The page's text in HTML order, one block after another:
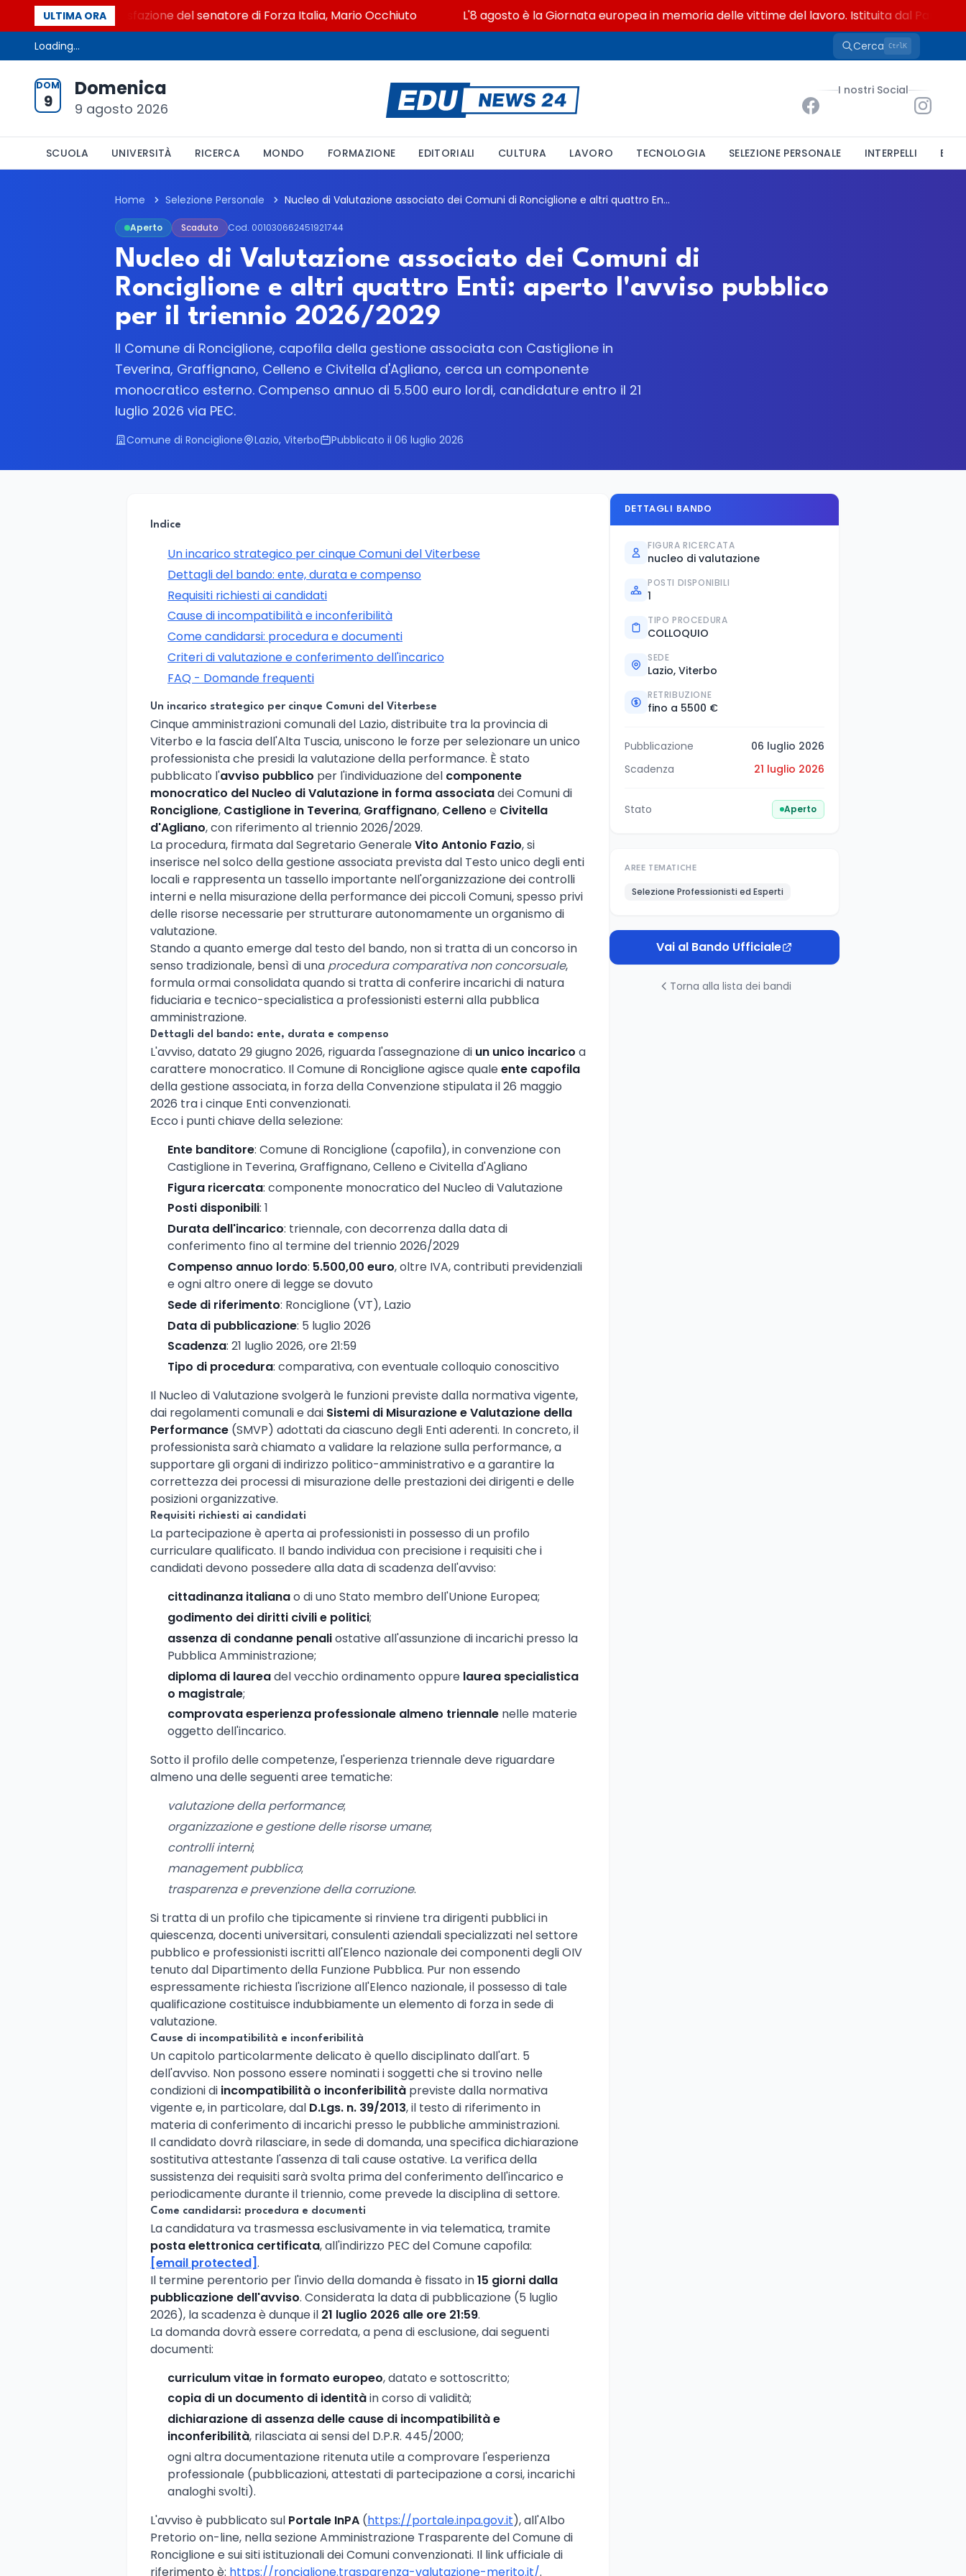
ULTIMA ORA
La soddisfazione del senatore di Forza Italia, Mario Occhiuto L'8 agosto è la Giornata europea in memoria delle vittime del lavoro. Istituita dal Parlamento
Loading... Cerca CtrlK
DOM
9
Domenica
9 agosto 2026
I nostri Social
SCUOLA UNIVERSITÀ RICERCA MONDO FORMAZIONE EDITORIALI CULTURA LAVORO TECNOLOGIA SELEZIONE PERSONALE INTERPELLI
Home Selezione Personale Nucleo di Valutazione associato dei Comuni di Ronciglione e altri quattro Enti: aperto l'avviso pubblico per il triennio 2026/2029
Aperto Scaduto Cod. 001030662451921744
Nucleo di Valutazione associato dei Comuni di
Ronciglione e altri quattro Enti: aperto l'avviso pubblico
per il triennio 2026/2029
Il Comune di Ronciglione, capofila della gestione associata con Castiglione in
Teverina, Graffignano, Celleno e Civitella d'Agliano, cerca un componente
monocratico esterno. Compenso annuo di 5.500 euro lordi, candidature entro il 21
luglio 2026 via PEC.
Comune di Ronciglione Lazio, Viterbo Pubblicato il 06 luglio 2026
Indice
Un incarico strategico per cinque Comuni del Viterbese
Dettagli del bando: ente, durata e compenso
Requisiti richiesti ai candidati
Cause di incompatibilità e inconferibilità
Come candidarsi: procedura e documenti
Criteri di valutazione e conferimento dell'incarico
FAQ - Domande frequenti
Un incarico strategico per cinque Comuni del Viterbese
Cinque amministrazioni comunali del Lazio, distribuite tra la provincia di
Viterbo e la fascia dell'Alta Tuscia, uniscono le forze per selezionare un unico
professionista che presidi la valutazione della performance. È stato
pubblicato l'avviso pubblico per l'individuazione del componente
monocratico del Nucleo di Valutazione in forma associatadei Comuni di
Ronciglione, Castiglione in Teverina, Graffignano, Celleno e Civitella
d'Agliano, con riferimento al triennio 2026/2029.
La procedura, firmata dal Segretario GeneraleVito Antonio Fazio, si
inserisce nel solco della gestione associata prevista dal Testo unico degli enti
locali e rappresenta un tassello importante nell'organizzazione dei controlli
interni e nella misurazione della performance dei piccoli Comuni, spesso privi
delle risorse necessarie per strutturare autonomamente un organismo di
valutazione.
Stando a quanto emerge dal testo del bando, non si tratta di un concorso in
senso tradizionale, bensì di una procedura comparativa non concorsuale,
formula ormai consolidata quando si tratta di conferire incarichi di natura
fiduciaria e tecnico-specialistica a professionisti esterni alla pubblica
amministrazione.
Dettagli del bando: ente, durata e compenso
L'avviso, datato 29 giugno 2026, riguarda l'assegnazione di un unico incarico a
carattere monocratico. Il Comune di Ronciglione agisce qualeente capofila
della gestione associata, in forza della Convenzione stipulata il 26 maggio
2026 tra i cinque Enti convenzionati.
Ecco i punti chiave della selezione:
Ente banditore: Comune di Ronciglione (capofila), in convenzione con
Castiglione in Teverina, Graffignano, Celleno e Civitella d'Agliano
Figura ricercata: componente monocratico del Nucleo di Valutazione
Posti disponibili: 1
Durata dell'incarico: triennale, con decorrenza dalla data di
conferimento fino al termine del triennio 2026/2029
Compenso annuo lordo: 5.500,00 euro, oltre IVA, contributi previdenziali
e ogni altro onere di legge se dovuto
Sede di riferimento: Ronciglione (VT), Lazio
Data di pubblicazione: 5 luglio 2026
Scadenza: 21 luglio 2026, ore 21:59
Tipo di procedura: comparativa, con eventuale colloquio conoscitivo
Il Nucleo di Valutazione svolgerà le funzioni previste dalla normativa vigente,
dai regolamenti comunali e dai Sistemi di Misurazione e Valutazione della
Performance (SMVP) adottati da ciascuno degli Enti aderenti. In concreto, il
professionista sarà chiamato a validare la relazione sulla performance, a
supportare gli organi di indirizzo politico-amministrativo e a garantire la
correttezza dei processi di misurazione delle prestazioni dei dirigenti e delle
posizioni organizzative.
Requisiti richiesti ai candidati
La partecipazione è aperta ai professionisti in possesso di un profilo
curriculare qualificato. Il bando individua con precisione i requisiti che i
candidati devono possedere alla data di scadenza dell'avviso:
cittadinanza italianao di uno Stato membro dell'Unione Europea;
godimento dei diritti civili e politici;
assenza di condanne penaliostative all'assunzione di incarichi presso la
Pubblica Amministrazione;
diploma di laureadel vecchio ordinamento oppure laurea specialistica
o magistrale;
comprovata esperienza professionale almeno triennale nelle materie
oggetto dell'incarico.
Sotto il profilo delle competenze, l'esperienza triennale deve riguardare
almeno una delle seguenti aree tematiche:
valutazione della performance;
organizzazione e gestione delle risorse umane;
controlli interni;
management pubblico;
trasparenza e prevenzione della corruzione.
Si tratta di un profilo che tipicamente si rinviene tra dirigenti pubblici in
quiescenza, docenti universitari, consulenti aziendali specializzati nel settore
pubblico e professionisti iscritti all'Elenco nazionale dei componenti degli OIV
tenuto dal Dipartimento della Funzione Pubblica. Pur non essendo
espressamente richiesta l'iscrizione all'Elenco nazionale, il possesso di tale
qualificazione costituisce indubbiamente un elemento di forza in sede di
valutazione.
Cause di incompatibilità e inconferibilità
Un capitolo particolarmente delicato è quello disciplinato dall'art. 5
dell'avviso. Non possono essere nominati i soggetti che si trovino nelle
condizioni di incompatibilità o inconferibilità previste dalla normativa
vigente e, in particolare, dal D.Lgs. n. 39/2013, il testo di riferimento in
materia di conferimento di incarichi presso le pubbliche amministrazioni.
Il candidato dovrà rilasciare, in sede di domanda, una specifica dichiarazione
sostitutiva attestante l'assenza di tali cause ostative. La verifica della
sussistenza dei requisiti sarà svolta prima del conferimento dell'incarico e
periodicamente durante il triennio, come prevede la disciplina di settore.
Come candidarsi: procedura e documenti
La candidatura va trasmessa esclusivamente in via telematica, tramite
posta elettronica certificata, all'indirizzo PEC del Comune capofila:
[email protected].
Il termine perentorio per l'invio della domanda è fissato in15 giorni dalla
pubblicazione dell'avviso. Considerata la data di pubblicazione (5 luglio
2026), la scadenza è dunque il 21 luglio 2026 alle ore 21:59.
La domanda dovrà essere corredata, a pena di esclusione, dai seguenti
documenti:
curriculum vitae in formato europeo, datato e sottoscritto;
copia di un documento di identitàin corso di validità;
dichiarazione di assenza delle cause di incompatibilità e
inconferibilità, rilasciata ai sensi del D.P.R. 445/2000;
ogni altra documentazione ritenuta utile a comprovare l'esperienza
professionale (pubblicazioni, attestati di partecipazione a corsi, incarichi
analoghi svolti).
L'avviso è pubblicato sul Portale InPA (https://portale.inpa.gov.it), all'Albo
Pretorio on-line, nella sezione Amministrazione Trasparente del Comune di
Ronciglione e sui siti istituzionali dei Comuni convenzionati. Il link ufficiale di
riferimento è: https://ronciglione.trasparenza-valutazione-merito.it/.
DETTAGLI BANDO
FIGURA RICERCATA
nucleo di valutazione
POSTI DISPONIBILI
1
TIPO PROCEDURA
COLLOQUIO
SEDE
Lazio, Viterbo
RETRIBUZIONE
fino a 5500 €
Pubblicazione
06 luglio 2026
Scadenza
21 luglio 2026
Stato Aperto
AREE TEMATICHE
Selezione Professionisti ed Esperti
Vai al Bando Ufficiale
Torna alla lista dei bandi